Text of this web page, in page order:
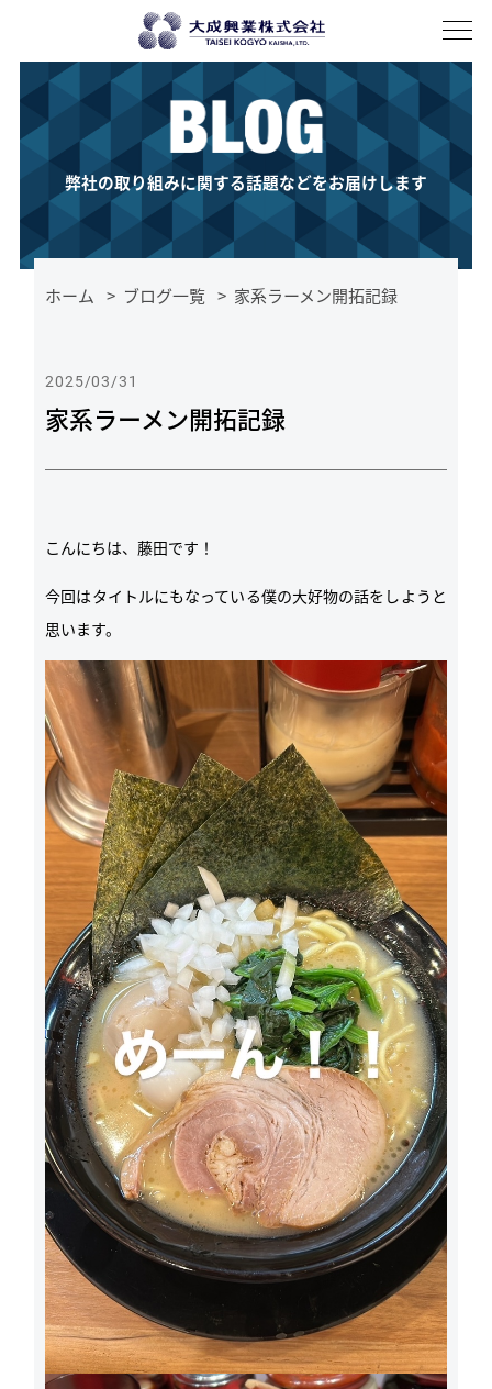
私たちについて
History 歴史
Company profile 会社概要
Access アクセス
Business domain 事業紹介
輸入鋼材 厚板薄板 電磁鋼板
Overseas expansion 海外展開
News
お問い合わせ
弊社の取り組みに関する話題などをお届けします
ホーム ブログ一覧 家系ラーメン開拓記録
2025/03/31
家系ラーメン開拓記録
こんにちは、藤田です！
今回はタイトルにもなっている僕の大好物の話をしようと
思います。